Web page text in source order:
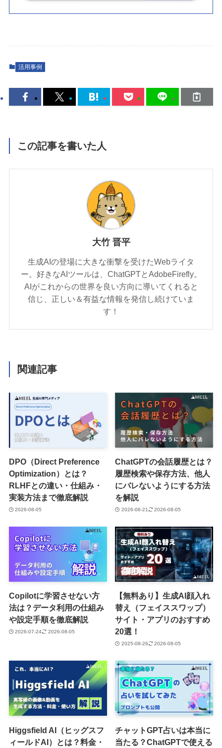
活用事例
この記事を書いた人
大竹 晋平
生成AIの登場に大きな衝撃を受けたWebライタ
ー。好きなAIツールは、ChatGPTとAdobeFirefly。
AIがこれからの世界を良い方向に導いてくれると
信じ、正しい＆有益な情報を発信し続けていま
す！
関連記事
DPO（Direct Preference
Optimization）とは？
RLHFとの違い・仕組み・
実装方法まで徹底解説
2026-08-05
ChatGPTの会話履歴とは？
履歴検索や保存方法、他人
にバレないようにする方法
を解説
2026-06-21 2026-08-05
Copilotに学習させない方
法は？データ利用の仕組み
や設定手順を徹底解説
2026-07-24 2026-08-05
【無料あり】生成AI顔入れ
替え（フェイススワップ）
サイト・アプリのおすすめ
20選！
2025-08-26 2026-08-05
Higgsfield AI（ヒッグスフ
ィールドAI）とは？料金・
チャットGPT占いは本当に
当たる？ChatGPTで使える